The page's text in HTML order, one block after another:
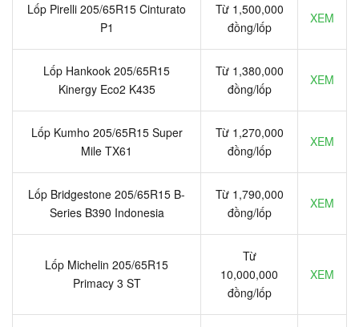
Lốp Pirelli 205/65R15 Cinturato
P1
Từ 1,500,000
đồng/lốp
XEM
Lốp Hankook 205/65R15
Kinergy Eco2 K435
Từ 1,380,000
đồng/lốp
XEM
Lốp Kumho 205/65R15 Super
Mile TX61
Từ 1,270,000
đồng/lốp
XEM
Lốp Bridgestone 205/65R15 B-
Series B390 Indonesia
Từ 1,790,000
đồng/lốp
XEM
Lốp Michelin 205/65R15
Primacy 3 ST
Từ
10,000,000
đồng/lốp
XEM